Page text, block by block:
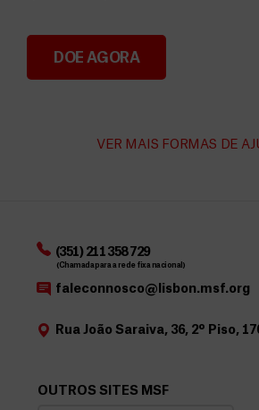
Angarie Fundos para
DOE AGORA
VER MAIS FORMAS DE
(351) 211 358 729
(Chamada para a rede fixa nacional)
faleconnosco@lisbon.msf.org
Rua João Saraiva, 36, 2º Piso,
OUTROS SITES MSF